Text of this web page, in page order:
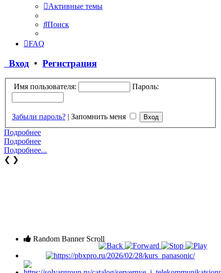
Активные темы
Поиск
FAQ
Вход • Регистрация
Имя пользователя: Пароль:
Забыли пароль? | Запомнить меня
Подробнее
Подробнее
Подробнее...
❮ ❯
Random Banner Scroll